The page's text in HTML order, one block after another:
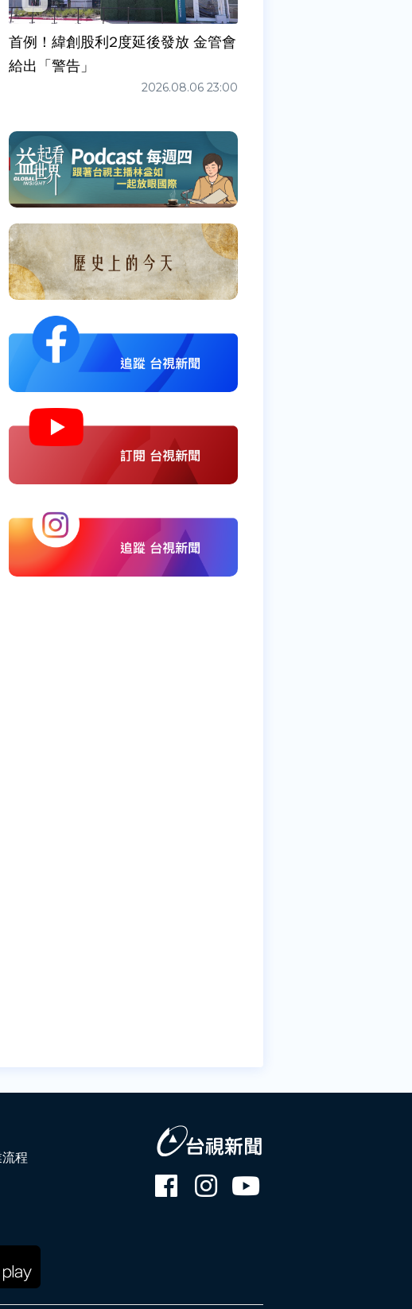
首例！緯創股利2度延後發放 金管會
給出「警告」
2026.08.06 23:00
程